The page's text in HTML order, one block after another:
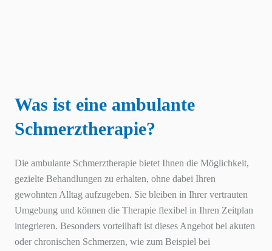
Was ist eine ambulante
Schmerztherapie?
Die ambulante Schmerztherapie bietet Ihnen die Möglichkeit,
gezielte Behandlungen zu erhalten, ohne dabei Ihren
gewohnten Alltag aufzugeben. Sie bleiben in Ihrer vertrauten
Umgebung und können die Therapie flexibel in Ihren Zeitplan
integrieren. Besonders vorteilhaft ist dieses Angebot bei akuten
oder chronischen Schmerzen, wie zum Beispiel bei